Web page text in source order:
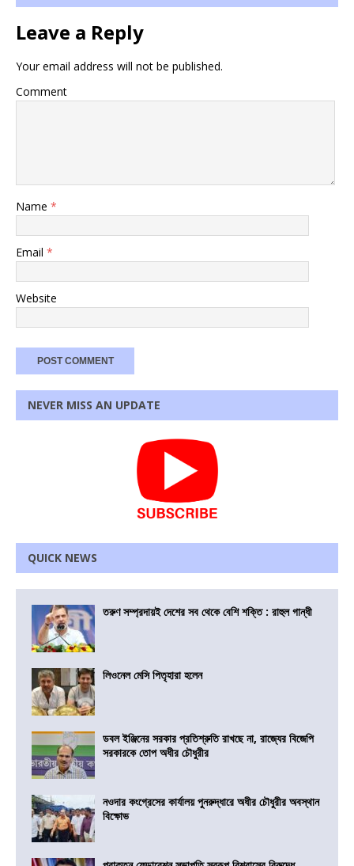
Leave a Reply
Your email address will not be published.
Comment
Name *
Email *
Website
NEVER MISS AN UPDATE
QUICK NEWS
তরুণ সম্প্রদায়ই দেশের সব থেকে বেশি শক্তি : রাহুল গান্ধী
লিওনেল মেসি পিতৃহারা হলেন
ডবল ইঞ্জিনের সরকার প্রতিশ্রুতি রাখছে না, রাজ্যের বিজেপি
সরকারকে তোপ অধীর চৌধুরীর
নওদার কংগ্রেসের কার্যালয় পুনরুদ্ধারে অধীর চৌধুরীর অবস্থান
বিক্ষোভ